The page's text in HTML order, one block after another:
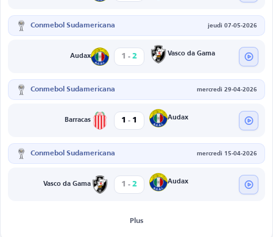
Conmebol Sudamericana jeudi 07-05-2026
Audax 1 - 2 Vasco da Gama
Conmebol Sudamericana mercredi 29-04-2026
Barracas 1 - 1 Audax
Conmebol Sudamericana mercredi 15-04-2026
Vasco da Gama 1 - 2 Audax
Plus